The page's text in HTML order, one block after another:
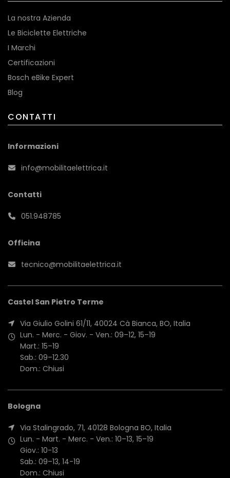
La nostra Azienda
Le Biciclette Elettriche
I Marchi
Certificazioni
Bosch eBike Expert
Blog
CONTATTI
Informazioni
info@mobilitaelettrica.it
Contatti
051.948785
Officina
tecnico@mobilitaelettrica.it
Castel San Pietro Terme
Via Giulio Golini 61/11, 40024 Cà Bianca, BO, Italia
Lun. - Merc. - Giov. - Ven.: 09–12, 15–19
Mart.: 15–19
Sab.: 09–12.30
Dom.: Chiusi
Bologna
Via Stalingrado, 71, 40128 Bologna BO, Italia
Lun. - Mart. - Merc. - Ven.: 10–13, 15–19
Giov.: 10-13
Sab.: 09–13, 14-19
Dom.: Chiusi